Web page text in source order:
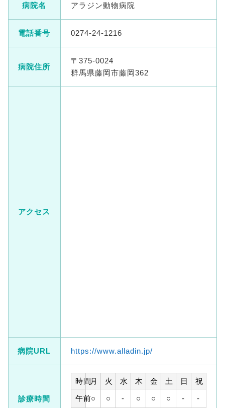
病院名 アラジン動物病院
電話番号 0274-24-1216
病院住所
〒375-0024
群馬県藤岡市藤岡362
アクセス
病院URL https://www.alladin.jp/
診療時間
時間月 火 水 木 金 土 日
祝
午前○ ○ - ○ ○ ○ - -